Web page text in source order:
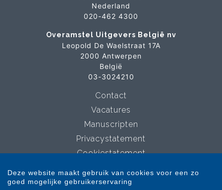
Nederland
020-462 4300
Overamstel Uitgevers België nv
Leopold De Waelstraat 17A
2000 Antwerpen
België
03-3024210
Contact
Vacatures
Manuscripten
Privacystatement
Cookiestatement
Deze website maakt gebruik van cookies voor een zo
goed mogelijke gebruikerservaring